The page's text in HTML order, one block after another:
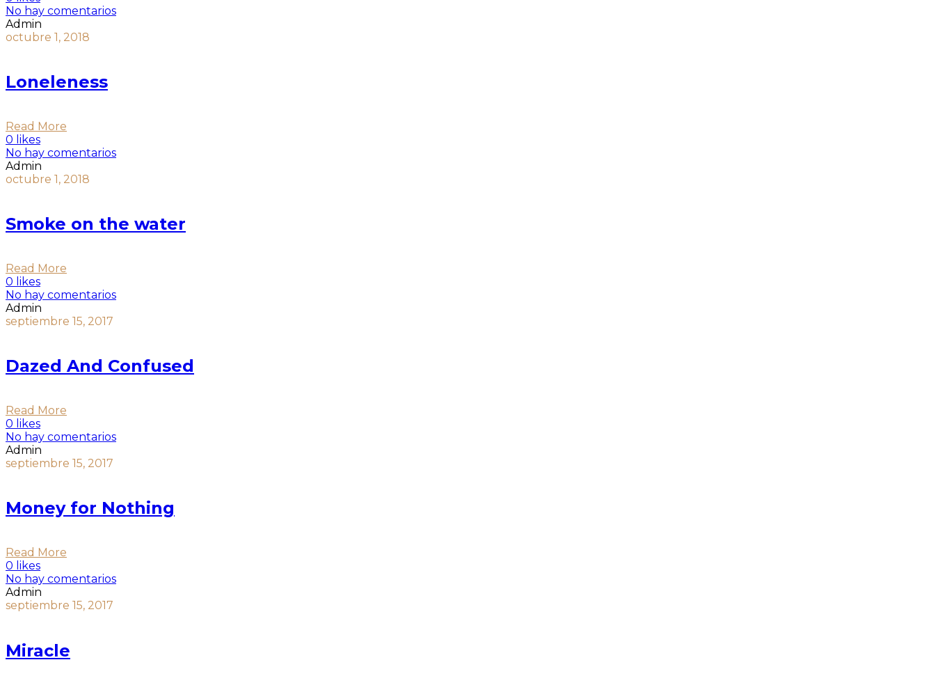
No hay comentarios
Admin
octubre 1, 2018
Loneleness
Read More
0 likes
No hay comentarios
Admin
octubre 1, 2018
Smoke on the water
Read More
0 likes
No hay comentarios
Admin
septiembre 15, 2017
Dazed And Confused
Read More
0 likes
No hay comentarios
Admin
septiembre 15, 2017
Money for Nothing
Read More
0 likes
No hay comentarios
Admin
septiembre 15, 2017
Miracle